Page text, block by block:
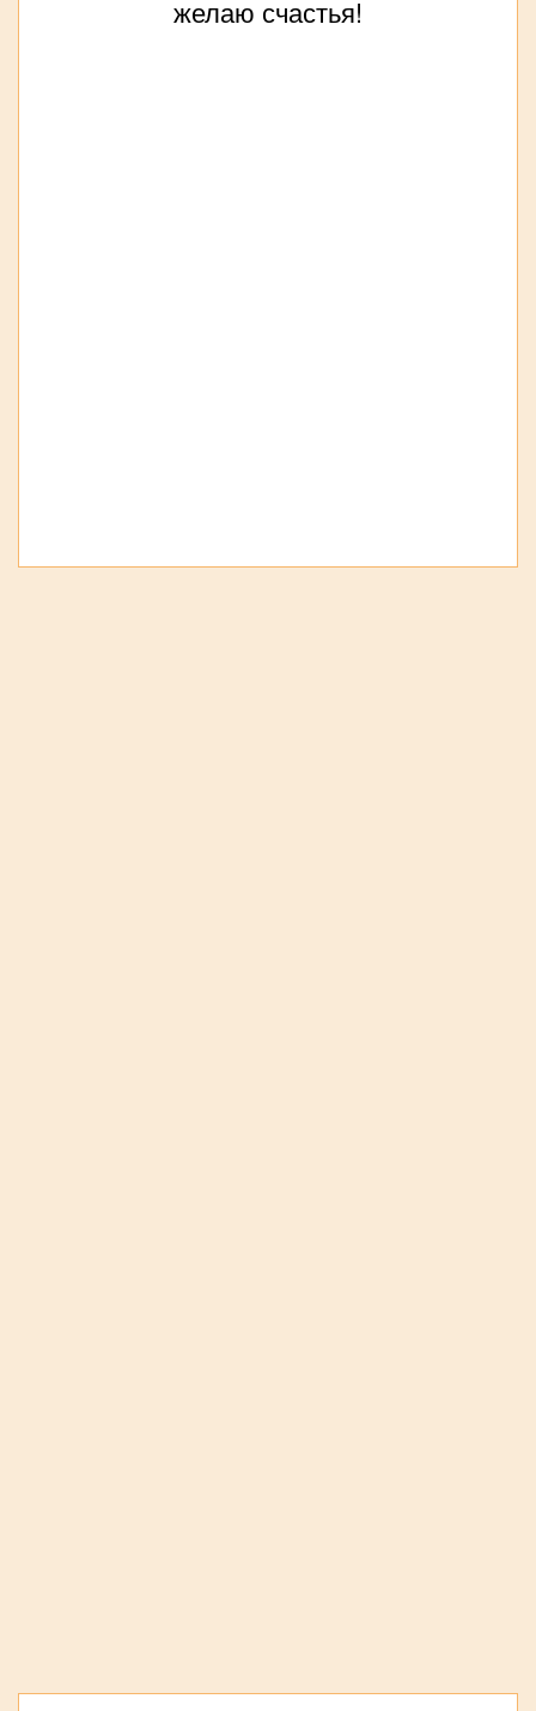
желаю счастья!